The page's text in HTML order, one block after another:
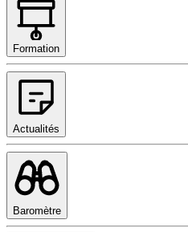
Formation
Actualités
Baromètre